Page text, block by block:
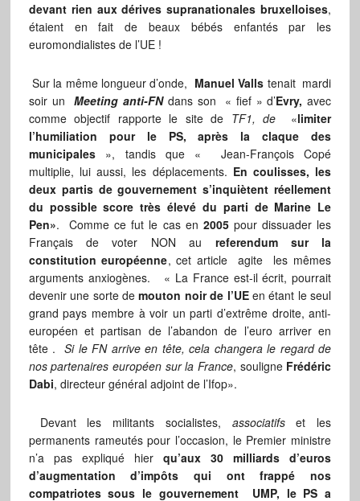
devant rien aux dérives supranationales bruxelloises,
étaient en fait de beaux bébés enfantés par les
euromondialistes de l’UE !
Sur la même longueur d’onde, Manuel Valls tenait mardi
soir un Meeting anti-FN dans son « fief » d’Evry, avec
comme objectif rapporte le site de TF1, de «limiter
l’humiliation pour le PS, après la claque des
municipales », tandis que « Jean-François Copé
multiplie, lui aussi, les déplacements. En coulisses, les
deux partis de gouvernement s’inquiètent réellement
du possible score très élevé du parti de Marine Le
Pen». Comme ce fut le cas en 2005pour dissuader les
Français de voter NON au referendum sur la
constitution européenne, cet article agite les mêmes
arguments anxiogènes. « La France est-il écrit, pourrait
devenir une sorte demouton noir de l’UEen étant le seul
grand pays membre à voir un parti d’extrême droite, anti-
européen et partisan de l’abandon de l’euro arriver en
tête . Si le FN arrive en tête, cela changera le regard de
nos partenaires européen sur la France, souligne Frédéric
Dabi, directeur général adjoint de l’Ifop».
Devant les militants socialistes, associatifset les
permanents rameutés pour l’occasion, le Premier ministre
n’a pas expliqué hierqu’aux 30 milliards d’euros
d’augmentation d’impôts qui ont frappé nos
compatriotes sous le gouvernement UMP, le PS a